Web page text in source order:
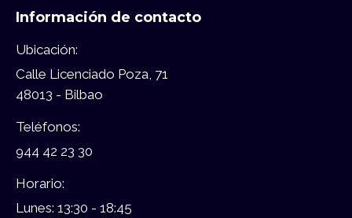
Información de contacto
Ubicación:
Calle Licenciado Poza, 71
48013 - Bilbao
Teléfonos:
944 42 23 30
Horario:
Lunes: 13:30 - 18:45